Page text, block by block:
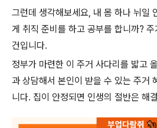
그런데 생각해보세요, 내 몸 하나 뉘일
게 취직 준비를 하고 공부를 합니까?
건입니다.
정부가 마련한 이 주거 사다리를 밟고
과 상담해서 본인이 받을 수 있는 주거
니다. 집이 안정되면 인생의 절반은 해